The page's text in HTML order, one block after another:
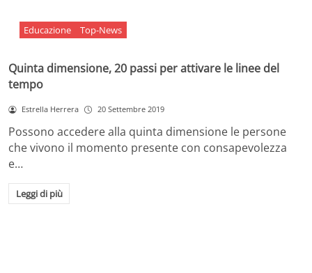
Educazione Top-News
Quinta dimensione, 20 passi per attivare le linee del
tempo
Estrella Herrera 20 Settembre 2019
Possono accedere alla quinta dimensione le persone
che vivono il momento presente con consapevolezza
e…
Leggi di più